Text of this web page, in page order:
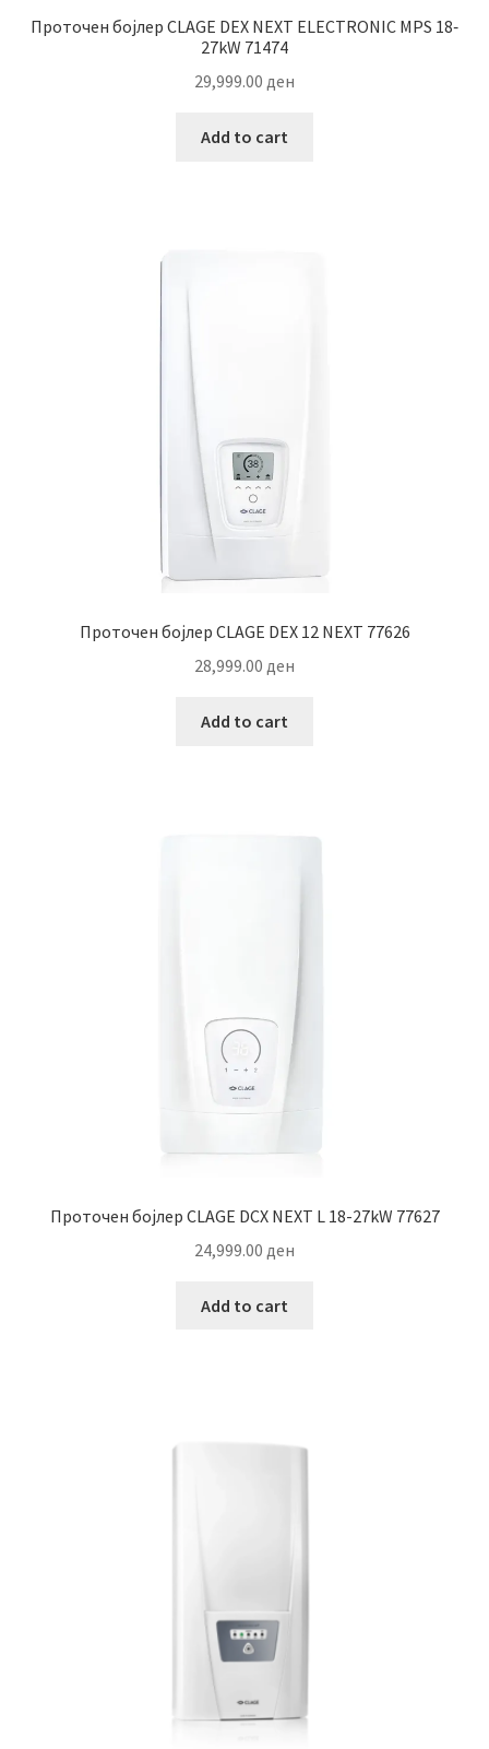
Проточен бојлер CLAGE DEX NEXT ELECTRONIC MPS 18‐
27kW 71474
29,999.00 ден
Add to cart
Проточен бојлер CLAGE DEX 12 NEXT 77626
28,999.00 ден
Add to cart
Проточен бојлер CLAGE DCX NEXT L 18-27kW 77627
24,999.00 ден
Add to cart